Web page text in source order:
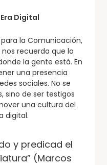
Digital
la Comunicación,
nos recuerda que la
la gente está. En
una presencia
sociales. No se
sino de ser testigos
una cultura del
digital.
y predicad el
(Marcos